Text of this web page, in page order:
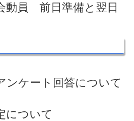
動員 前日準備と翌日
ンケート回答について
について